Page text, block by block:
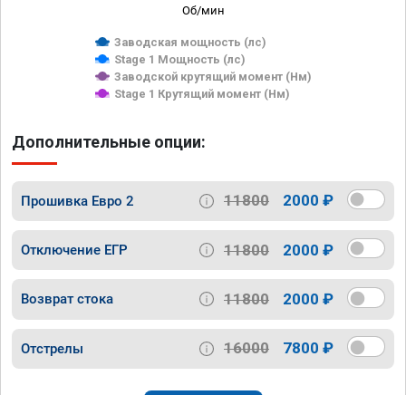
Об/мин
Заводская мощность (лс)
Stage 1 Мощность (лс)
Заводской крутящий момент (Нм)
Stage 1 Крутящий момент (Нм)
Дополнительные опции:
Прошивка Евро 2 11800 2000 ₽
Отключение ЕГР 11800 2000 ₽
Возврат стока 11800 2000 ₽
Отстрелы 16000 7800 ₽